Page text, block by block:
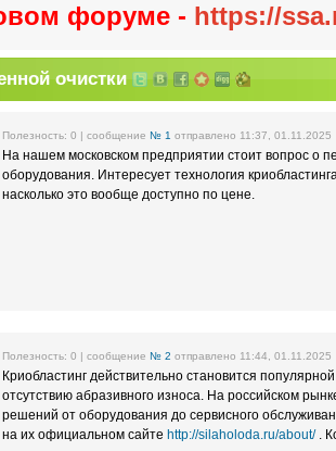
форуме - https://
очистки
Полезность: 0 | сообщение № 1 отправлено 11:37, 01.11.2025
На нашем московском предприятии стоит вопрос о
оборудования. Интересует технология
насколько это вообще доступно по цене.
Полезность: 0 | сообщение № 2 отправлено 11:44, 01.11.2025
Криобластинг действительно становится
отсутствию абразивного износа. На российском
решений от оборудования до сервисного
на их официальном сайте http://silaholoda.ru/about/.